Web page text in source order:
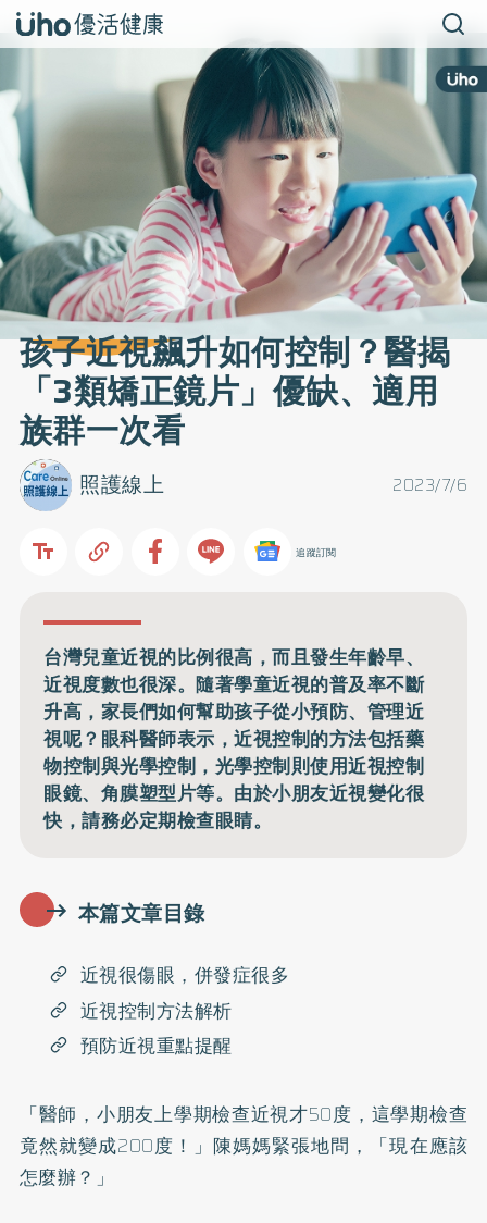
孩子近視飆升如何控制？醫揭
「3類矯正鏡片」優缺、適用
族群一次看
2023/7/6
照護線上
追蹤訂閱
台灣兒童近視的比例很高，而且發生年齡早、
近視度數也很深。隨著學童近視的普及率不斷
升高，家長們如何幫助孩子從小預防、管理近
視呢？眼科醫師表示，近視控制的方法包括藥
物控制與光學控制，光學控制則使用近視控制
眼鏡、角膜塑型片等。由於小朋友近視變化很
快，請務必定期檢查眼睛。
本篇文章目錄
近視很傷眼，併發症很多
近視控制方法解析
預防近視重點提醒
「醫師，小朋友上學期檢查近視才50度，這學期檢查
竟然就變成200度！」陳媽媽緊張地問，「現在應該
怎麼辦？」